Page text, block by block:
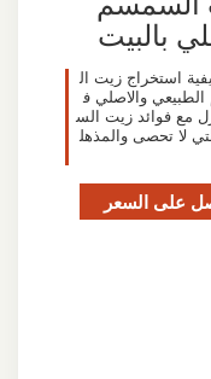
بالبيت
استخراج زيت ال
والاصلي ف
مع فوائد زيت الس
لا تحصى والمذهل
على السعر